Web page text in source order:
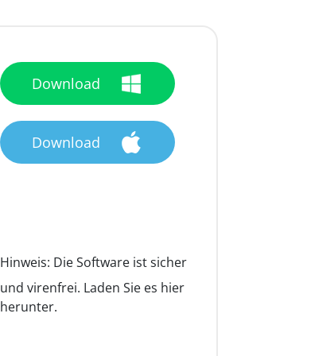
Download
Download
Hinweis: Die Software ist sicher
und virenfrei. Laden Sie es hier
herunter.